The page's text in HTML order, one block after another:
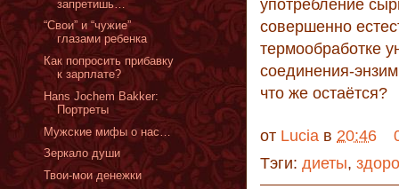
употребление
совершенно
термообработке
соединения-
что же остаётся?
от Lucia в 20:46
Тэги: диеты,
запретишь…
“Свои” и “чужие”
глазами ребенка
Как попросить прибавку
к зарплате?
Hans Jochem Bakker:
Портреты
Мужские мифы о нас…
Зеркало души
Твои-мои денежки